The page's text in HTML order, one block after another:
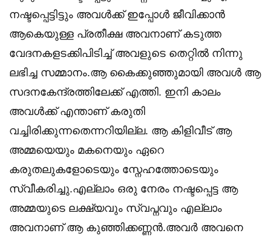
നഷ്ടപ്പെട്ടിട്ടും അവൾക്ക് ഇപ്പോൾ ജീവിക്കാൻ
ആകെയുള്ള പ്രതീക്ഷ അവനാണ് കടുത്ത
വേദനകളടക്കിപിടിച്ച് അവളുടെ തെറ്റിൽ നിന്നു
ലഭിച്ച സമ്മാനം.ആ കൈക്കുഞ്ഞുമായി അവൾ ആ
സദനകേന്ദ്രത്തിലേക്ക് എത്തി. ഇനി കാലം
അവൾക്ക് എന്താണ് കരുതി
വച്ചിരിക്കുന്നതെന്നറിയില്ല. ആ കിളിവീട് ആ
അമ്മയെയും മകനെയും ഏറെ
കരുതലുകളോടെയും സ്നേഹത്തോടെയും
സ്വീകരിച്ചു.എല്ലാം ഒരു നേരം നഷ്ടപ്പെട്ട ആ
അമ്മയുടെ ലക്ഷ്യവും സ്വപ്നവും എല്ലാം
അവനാണ് ആ കുഞ്ഞിക്കണ്ണൻ.അവർ അവനെ